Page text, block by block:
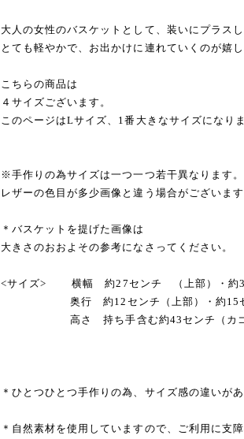
大人の女性のバスケットとして、装いにプラスし
とても軽やかで、お出かけに連れていくのが嬉
こちらの商品は
４サイズございます。
このページはLサイズ、1番大きなサイズになりま
※手作りの為サイズは一つ一つ若干異なります。
レザーの色目が多少画像と違う場合がございます
＊バスケットを提げた画像は
大きさのおおよその参考になさってください。
<サイズ> 横幅 約27センチ （上部）・約35
奥行 約12センチ（上部）・約15セ
高さ 持ち手含む約43センチ（カゴの
＊ひとつひとつ手作りの為、サイズ感の違いが
＊自然素材を使用していますので、ご利用に支